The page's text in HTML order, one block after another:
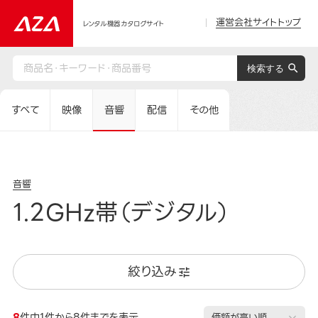
レンタル機器カタログサイト 運営会社サイトトップ
すべて 映像 音響 配信 その他
音響
1.2GHz帯（デジタル）
絞り込み